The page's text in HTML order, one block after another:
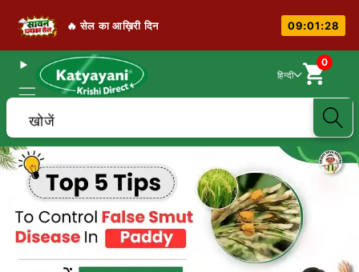
🔥 सेल का आख़िरी दिन 09:01:28
हिन्दी
0
खोजें